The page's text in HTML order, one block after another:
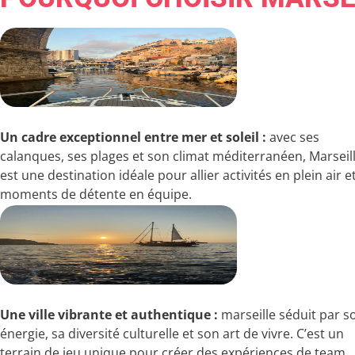
Un cadre exceptionnel entre mer et soleil : avec ses
calanques, ses plages et son climat méditerranéen,
est une destination idéale pour allier activités en plein air
moments de détente en équipe.
Une ville vibrante et authentique : marseille séduit par
énergie, sa diversité culturelle et son art de vivre. C’est un